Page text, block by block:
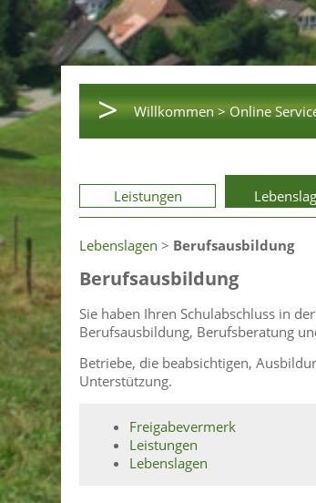
> Willkommen > Online
Leistungen
Lebenslagen > Berufsausbildung
Berufsausbildung
Sie haben Ihren Schulabschluss in
Berufsausbildung, Berufsberatung
Betriebe, die beabsichtigen,
Unterstützung.
Freigabevermerk
Leistungen
Lebenslagen